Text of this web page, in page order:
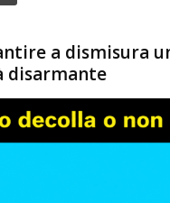
a dismisura
disarmante